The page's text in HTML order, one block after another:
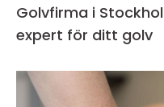
Golvfirma i
expert för ditt golv